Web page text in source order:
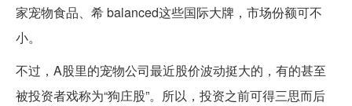
家宠物食品、希 balanced这些国际大牌，市场份额可不
小。
不过，A股里的宠物公司最近股价波动挺大的，有的甚至
被投资者戏称为“狗庄股”。所以，投资之前可得三思而后